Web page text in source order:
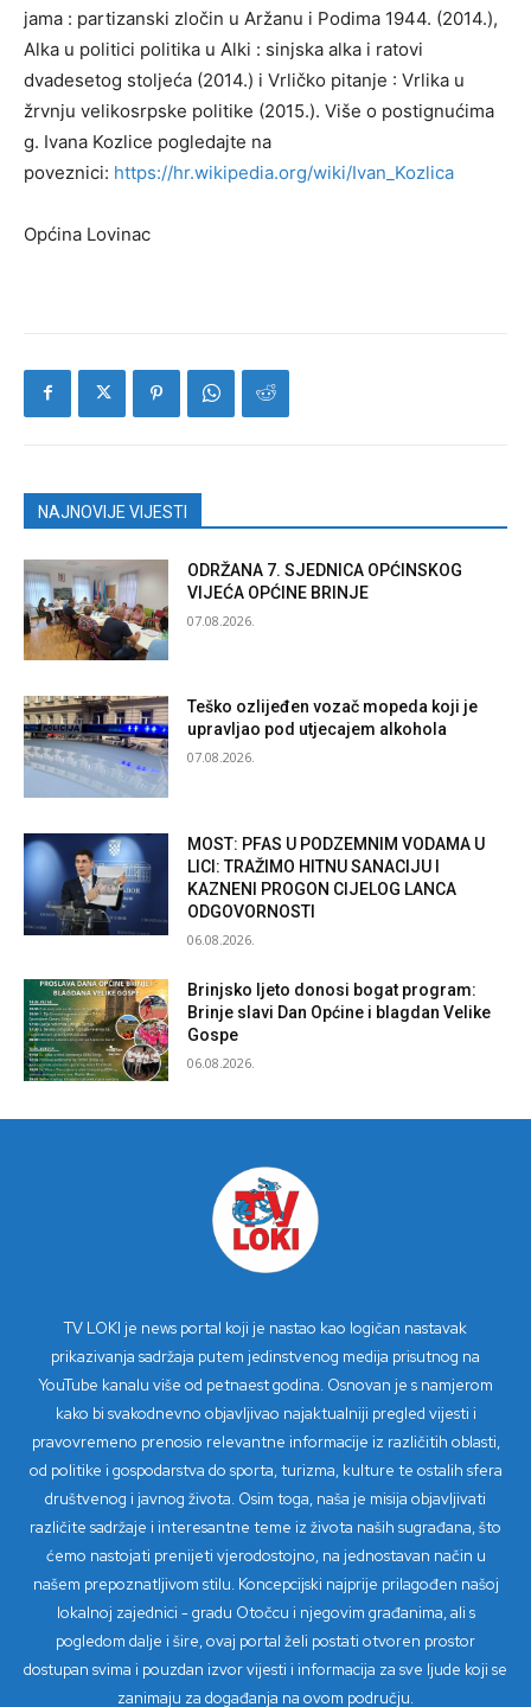
jama : partizanski zločin u Aržanu i Podima 1944. (2014.),
Alka u politici politika u Alki : sinjska alka i ratovi
dvadesetog stoljeća (2014.) i Vrličko pitanje : Vrlika u
žrvnju velikosrpske politike (2015.). Više o postignućima
g. Ivana Kozlice pogledajte na
poveznici: https://hr.wikipedia.org/wiki/Ivan_Kozlica
Općina Lovinac
NAJNOVIJE VIJESTI
ODRŽANA 7. SJEDNICA OPĆINSKOG
VIJEĆA OPĆINE BRINJE
07.08.2026.
Teško ozlijeđen vozač mopeda koji je
upravljao pod utjecajem alkohola
07.08.2026.
MOST: PFAS U PODZEMNIM VODAMA U
LICI: TRAŽIMO HITNU SANACIJU I
KAZNENI PROGON CIJELOG LANCA
ODGOVORNOSTI
06.08.2026.
Brinjsko ljeto donosi bogat program:
Brinje slavi Dan Općine i blagdan Velike
Gospe
06.08.2026.
TV LOKI je news portal koji je nastao kao logičan nastavak
prikazivanja sadržaja putem jedinstvenog medija prisutnog na
YouTube kanalu više od petnaest godina. Osnovan je s namjerom
kako bi svakodnevno objavljivao najaktualniji pregled vijesti i
pravovremeno prenosio relevantne informacije iz različitih oblasti,
od politike i gospodarstva do sporta, turizma, kulture te ostalih sfera
društvenog i javnog života. Osim toga, naša je misija objavljivati
različite sadržaje i interesantne teme iz života naših sugrađana, što
ćemo nastojati prenijeti vjerodostojno, na jednostavan način u
našem prepoznatljivom stilu. Koncepcijski najprije prilagođen našoj
lokalnoj zajednici - gradu Otočcu i njegovim građanima, ali s
pogledom dalje i šire, ovaj portal želi postati otvoren prostor
dostupan svima i pouzdan izvor vijesti i informacija za sve ljude koji se
zanimaju za događanja na ovom području.